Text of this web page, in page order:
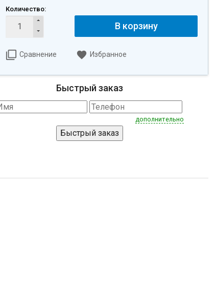
Количество:
В корзину
Сравнение Избранное
Быстрый заказ
дополнительно